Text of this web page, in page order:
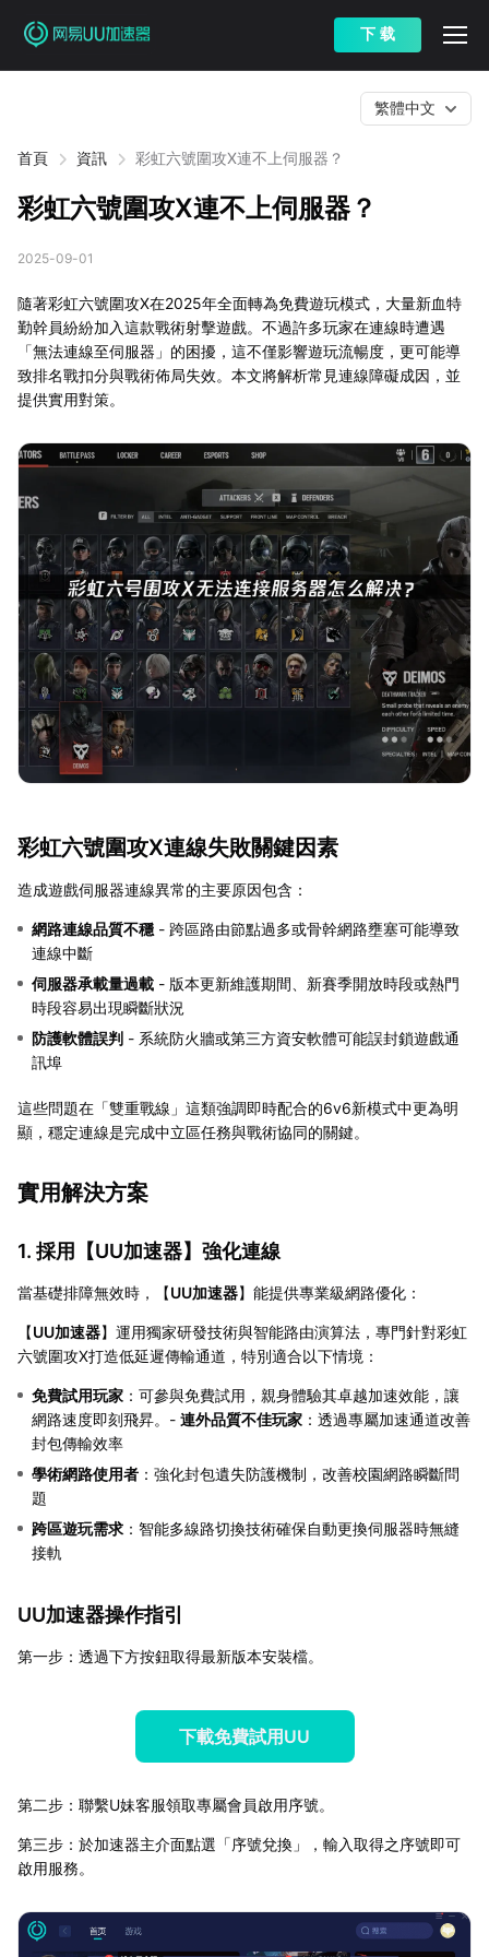
下 载
首頁 資訊 彩虹六號圍攻X連不上伺服器？
繁體中文
彩虹六號圍攻X連不上伺服器？
2025-09-01
隨著彩虹六號圍攻X在2025年全面轉為免費遊玩模式，大量新血特
勤幹員紛紛加入這款戰術射擊遊戲。不過許多玩家在連線時遭遇
「無法連線至伺服器」的困擾，這不僅影響遊玩流暢度，更可能導
致排名戰扣分與戰術佈局失效。本文將解析常見連線障礙成因，並
提供實用對策。
彩虹六號圍攻X連線失敗關鍵因素
造成遊戲伺服器連線異常的主要原因包含：
網路連線品質不穩 - 跨區路由節點過多或骨幹網路壅塞可能導致
連線中斷
伺服器承載量過載 - 版本更新維護期間、新賽季開放時段或熱門
時段容易出現瞬斷狀況
防護軟體誤判 - 系統防火牆或第三方資安軟體可能誤封鎖遊戲通
訊埠
這些問題在「雙重戰線」這類強調即時配合的6v6新模式中更為明
顯，穩定連線是完成中立區任務與戰術協同的關鍵。
實用解決方案
1. 採用【UU加速器】強化連線
當基礎排障無效時，【UU加速器】能提供專業級網路優化：
【UU加速器】運用獨家研發技術與智能路由演算法，專門針對彩虹
六號圍攻X打造低延遲傳輸通道，特別適合以下情境：
免費試用玩家 ：可參與免費試用，親身體驗其卓越加速效能，讓
網路速度即刻飛昇。- 連外品質不佳玩家 ：透過專屬加速通道改善
封包傳輸效率
學術網路使用者 ：強化封包遺失防護機制，改善校園網路瞬斷問
題
跨區遊玩需求 ：智能多線路切換技術確保自動更換伺服器時無縫
接軌
UU加速器操作指引
第一步：透過下方按鈕取得最新版本安裝檔。
下載免費試用UU
第二步：聯繫U妹客服領取專屬會員啟用序號。
第三步：於加速器主介面點選「序號兌換」，輸入取得之序號即可
啟用服務。